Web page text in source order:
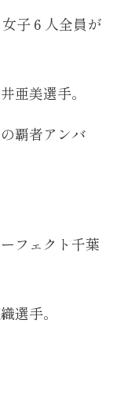
子６人全員が
亜美選手。
覇者アンバ
フェクト千葉
選手。